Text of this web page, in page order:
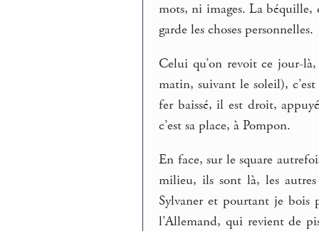
mots, ni images. La béquille,
garde les choses personnelles.
Celui qu’on revoit ce jour-
matin, suivant le soleil),
fer baissé, il est droit,
c’est sa place, à Pompon.
En face, sur le square
milieu, ils sont là, les
Sylvaner et pourtant je
l’Allemand, qui revient de